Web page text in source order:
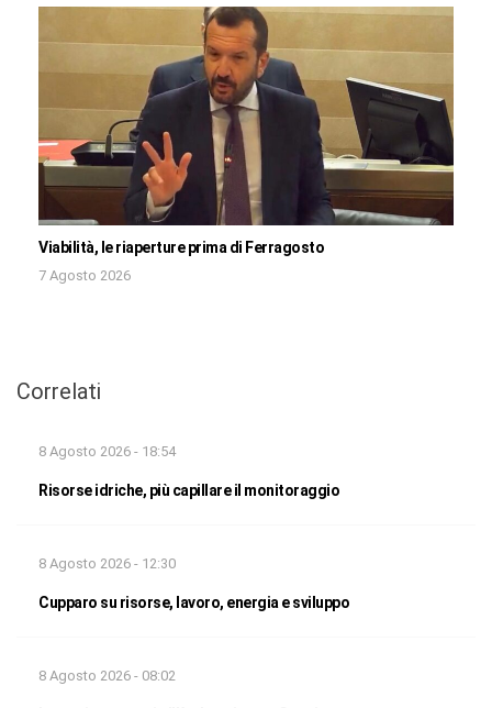
Viabilità, le riaperture prima di Ferragosto
7 Agosto 2026
Correlati
8 Agosto 2026 - 18:54
Risorse idriche, più capillare il monitoraggio
8 Agosto 2026 - 12:30
Cupparo su risorse, lavoro, energia e sviluppo
8 Agosto 2026 - 08:02